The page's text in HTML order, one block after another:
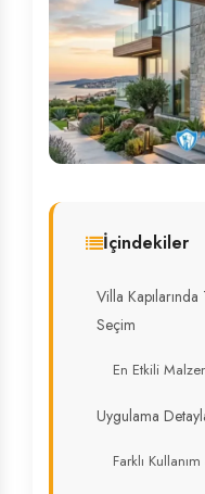
İçindekiler
Villa
Seçim
En Etkili
Uygulama
Farklı